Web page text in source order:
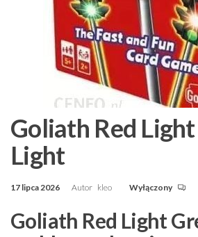
Goliath Red
Light
17 lipca 2026 Autor kleo Wyłączony
Goliath Red Light